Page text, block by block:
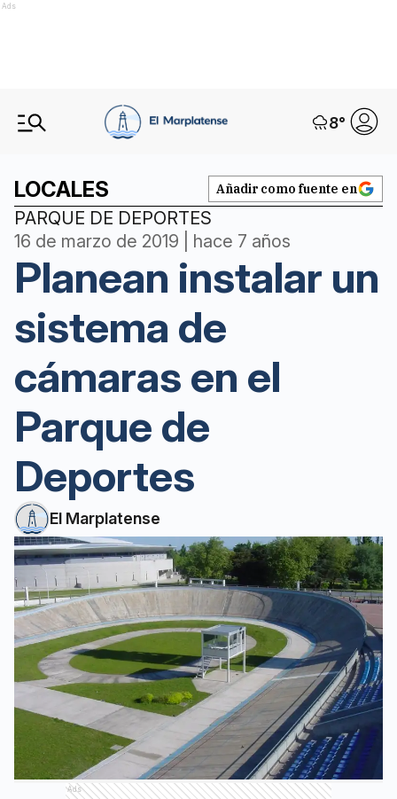
Ads
8°
LOCALES Añadir como fuente en
PARQUE DE DEPORTES
16 de marzo de 2019 | hace 7 años
Planean instalar un
sistema de
cámaras en el
Parque de
Deportes
El Marplatense
Ads